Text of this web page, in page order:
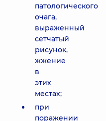
патологического
очага,
выраженный
сетчатый
рисунок,
жжение
в
этих
местах;
при
поражении